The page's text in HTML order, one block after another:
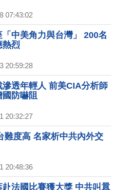
07:43:02
中美角力與台灣」 200名
熱烈
20:59:28
滲透年輕人 前美CIA分析師
國防嚇阻
20:32:27
難度高 名家析中共內外交
20:48:36
赴法國比賽獲大獎 中共叫囂